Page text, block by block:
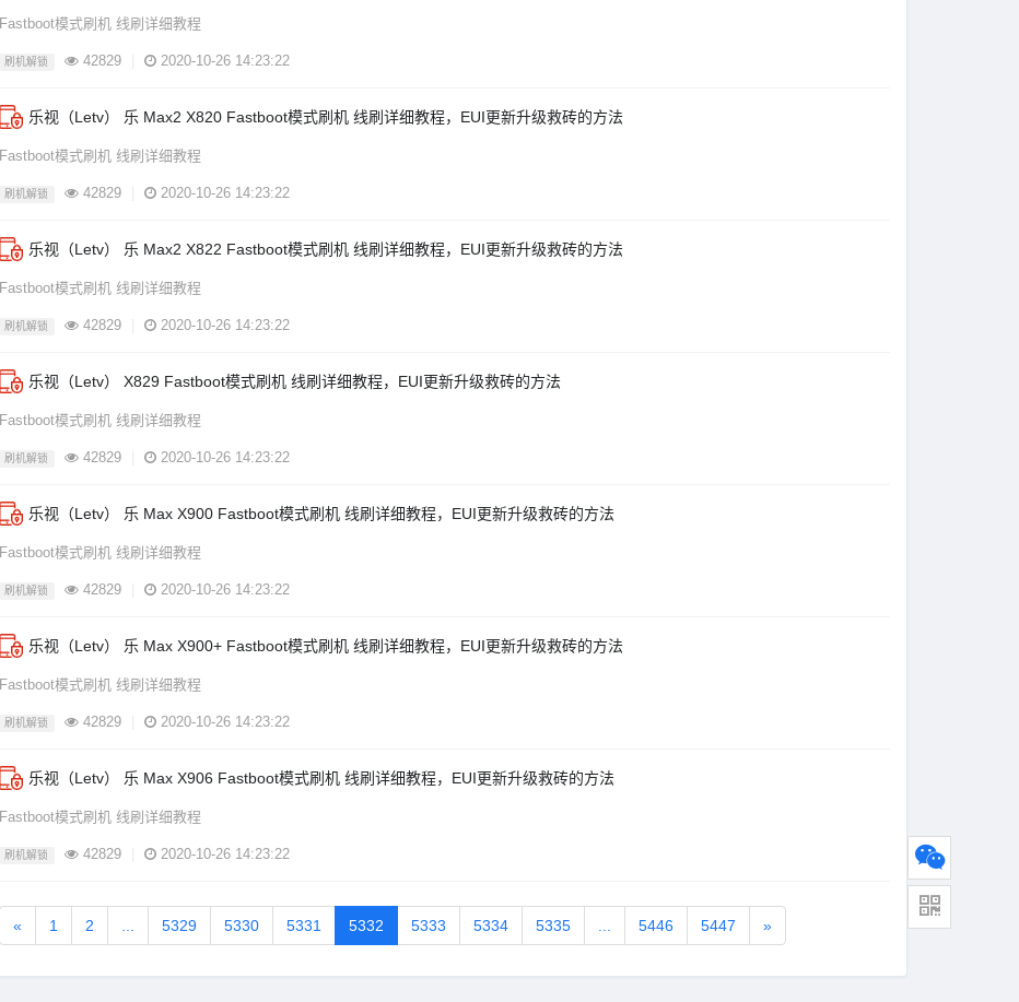
Fastboot模式刷机 线刷详细教程
刷机解锁 42829 2020-10-26 14:23:22
乐视（Letv） 乐 Max2 X820 Fastboot模式刷机 线刷详细教程，EUI更新升级救砖的方法
Fastboot模式刷机 线刷详细教程
刷机解锁 42829 2020-10-26 14:23:22
乐视（Letv） 乐 Max2 X822 Fastboot模式刷机 线刷详细教程，EUI更新升级救砖的方法
Fastboot模式刷机 线刷详细教程
刷机解锁 42829 2020-10-26 14:23:22
乐视（Letv） X829 Fastboot模式刷机 线刷详细教程，EUI更新升级救砖的方法
Fastboot模式刷机 线刷详细教程
刷机解锁 42829 2020-10-26 14:23:22
乐视（Letv） 乐 Max X900 Fastboot模式刷机 线刷详细教程，EUI更新升级救砖的方法
Fastboot模式刷机 线刷详细教程
刷机解锁 42829 2020-10-26 14:23:22
乐视（Letv） 乐 Max X900+ Fastboot模式刷机 线刷详细教程，EUI更新升级救砖的方法
Fastboot模式刷机 线刷详细教程
刷机解锁 42829 2020-10-26 14:23:22
乐视（Letv） 乐 Max X906 Fastboot模式刷机 线刷详细教程，EUI更新升级救砖的方法
Fastboot模式刷机 线刷详细教程
刷机解锁 42829 2020-10-26 14:23:22
« 1 2 5329 5330 5331 5332 5333 5334 5335 5446 5447 »